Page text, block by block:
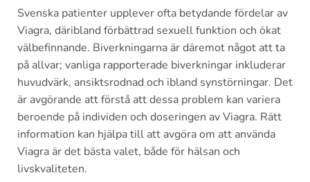
Svenska patienter upplever ofta betydande fördelar av
Viagra, däribland förbättrad sexuell funktion och ökat
välbefinnande. Biverkningarna är däremot något att ta
på allvar; vanliga rapporterade biverkningar inkluderar
huvudvärk, ansiktsrodnad och ibland synstörningar. Det
är avgörande att förstå att dessa problem kan variera
beroende på individen och doseringen av Viagra. Rätt
information kan hjälpa till att avgöra om att använda
Viagra är det bästa valet, både för hälsan och
livskvaliteten.